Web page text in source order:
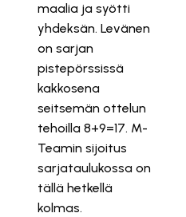
maalia ja syötti
yhdeksän. Levänen
on sarjan
pistepörssissä
kakkosena
seitsemän ottelun
tehoilla 8+9=17. M-
Teamin sijoitus
sarjataulukossa on
tällä hetkellä
kolmas.